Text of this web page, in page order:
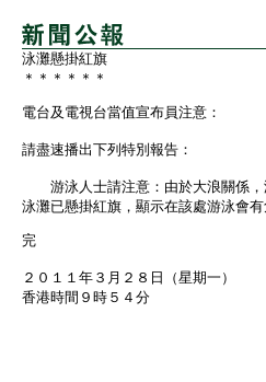
泳灘懸掛紅旗
＊＊＊＊＊＊
電台及電視台當值宣布員注意：
請盡速播出下列特別報告：
游泳人士請注意：由於大浪關係，
泳灘已懸掛紅旗，顯示在該處游泳會
完
２０１１年３月２８日（星期一）
香港時間９時５４分